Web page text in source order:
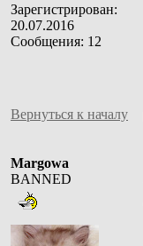
Зарегистрирован:
20.07.2016
Сообщения: 12
Вернуться к началу
Margowa
BANNED